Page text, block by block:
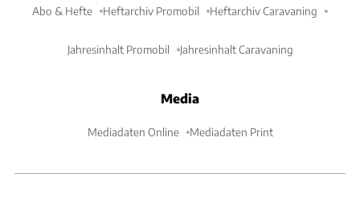
Abo & Hefte Heftarchiv Promobil Heftarchiv Caravaning
Jahresinhalt Promobil Jahresinhalt Caravaning
Media
Mediadaten Online Mediadaten Print